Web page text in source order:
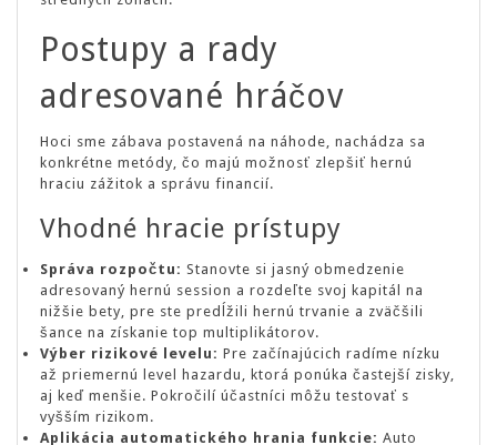
Postupy a rady
adresované hráčov
Hoci sme zábava postavená na náhode, nachádza sa
konkrétne metódy, čo majú možnosť zlepšiť hernú
hraciu zážitok a správu financií.
Vhodné hracie prístupy
Správa rozpočtu: Stanovte si jasný obmedzenie
adresovaný hernú session a rozdeľte svoj kapitál na
nižšie bety, pre ste predĺžili hernú trvanie a zväčšili
šance na získanie top multiplikátorov.
Výber rizikové levelu: Pre začínajúcich radíme nízku
až priemernú level hazardu, ktorá ponúka častejší zisky,
aj keď menšie. Pokročilí účastníci môžu testovať s
vyšším rizikom.
Aplikácia automatického hrania funkcie: Auto